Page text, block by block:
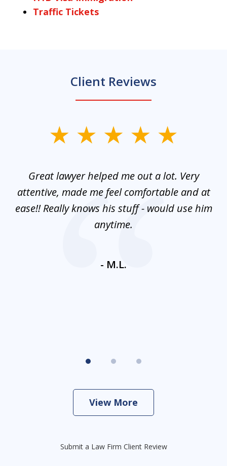
Traffic Tickets
Client Reviews
Great lawyer helped me out a lot. Very
attentive, made me feel comfortable and at
ease!! Really knows his stuff - would use him
anytime.
- M.L.
View More
Submit a Law Firm Client Review